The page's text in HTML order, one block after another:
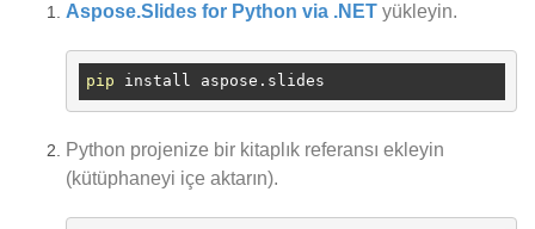
Aspose.Slides for Python via .NET yükleyin.
pip
Python projenize bir kitaplık referansı ekleyin
(kütüphaneyi içe aktarın).